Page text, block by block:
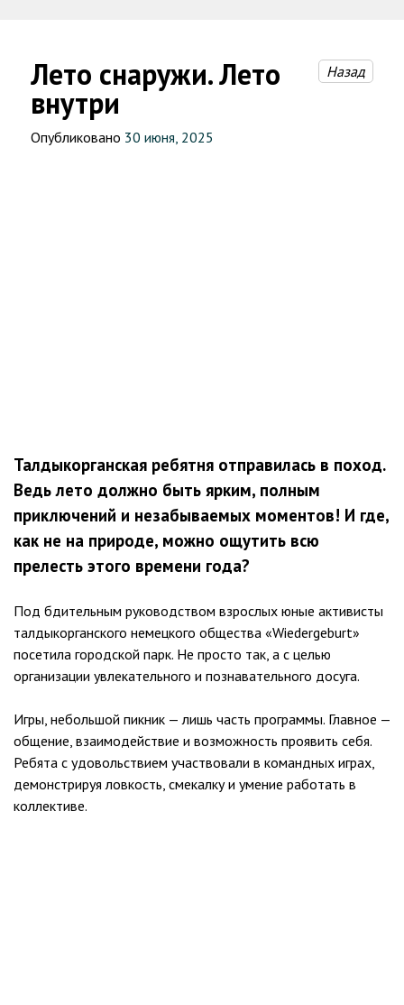
Лето снаружи. Лето
внутри
Назад
Опубликовано 30 июня, 2025
Талдыкорганская ребятня отправилась в поход.
Ведь лето должно быть ярким, полным
приключений и незабываемых моментов! И где,
как не на природе, можно ощутить всю
прелесть этого времени года?
Под бдительным руководством взрослых юные активисты
талдыкорганского немецкого общества «Wiedergeburt»
посетила городской парк. Не просто так, а с целью
организации увлекательного и познавательного досуга.
Игры, небольшой пикник — лишь часть программы. Главное —
общение, взаимодействие и возможность проявить себя.
Ребята с удовольствием участвовали в командных играх,
демонстрируя ловкость, смекалку и умение работать в
коллективе.